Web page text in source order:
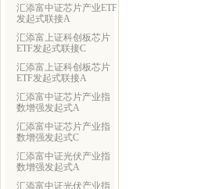
汇添富中证芯片产业ETF
发起式联接A
汇添富上证科创板芯片
ETF发起式联接C
汇添富上证科创板芯片
ETF发起式联接A
汇添富中证芯片产业指
数增强发起式A
汇添富中证芯片产业指
数增强发起式C
汇添富中证光伏产业指
数增强发起式A
汇添富中证光伏产业指